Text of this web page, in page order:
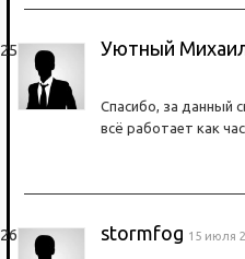
Уютный
Спасибо, за данный
всё работает как
stormfog 15 июля